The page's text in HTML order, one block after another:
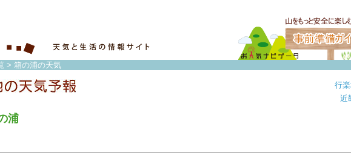
> 箱の浦の天気
浦
行
近